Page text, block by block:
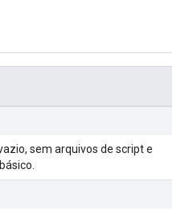
sem arquivos de script e